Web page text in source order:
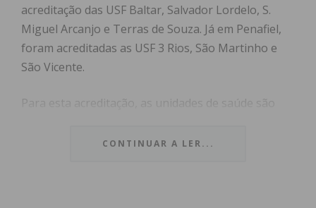
acreditação das USF Baltar, Salvador Lordelo, S.
Miguel Arcanjo e Terras de Souza. Já em Penafiel,
foram acreditadas as USF 3 Rios, São Martinho e
São Vicente.
Para esta acreditação, as unidades de saúde são
processos e da gestão por competências, através
CONTINUAR A LER...